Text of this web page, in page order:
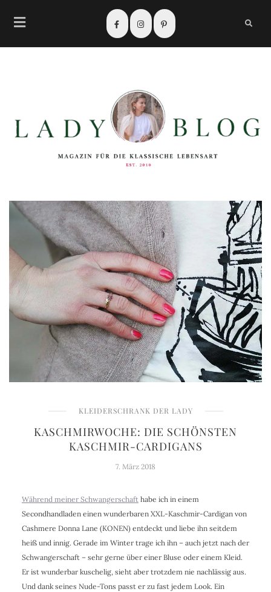
KLEIDERSCHRANK DER LADY
KASCHMIRWOCHE: DIE SCHÖNSTEN
KASCHMIR-CARDIGANS
7. März 2018
Während meiner Schwangerschafthabe ich in einem
Secondhandladen einen wunderbaren XXL-Kaschmir-Cardigan von
Cashmere Donna Lane (KONEN) entdeckt und liebe ihn seitdem
heiß und innig. Gerade im Winter trage ich ihn – auch jetzt nach der
Schwangerschaft – sehr gerne über einer Bluse oder einem Kleid.
Er ist wunderbar kuschelig, sieht aber trotzdem nie nachlässig aus.
Und dank seines Nude-Tons passt er zu fast jedem Look. Ein